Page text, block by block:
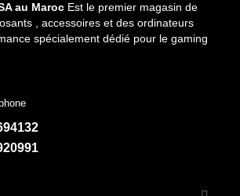
au Maroc Est le premier magasin de
, accessoires et des ordinateurs
spécialement dédié pour le gaming